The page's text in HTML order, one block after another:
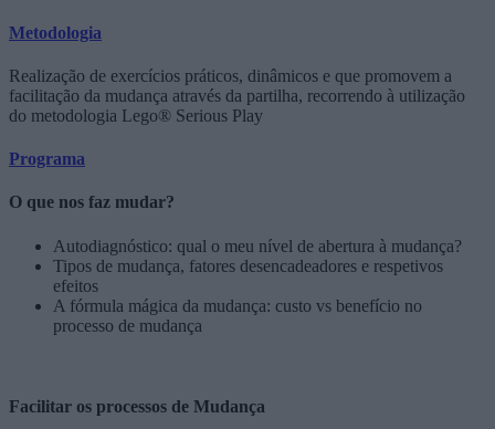
Metodologia
Realização de exercícios práticos, dinâmicos e que promovem a
facilitação da mudança através da partilha, recorrendo à utilização
do metodologia Lego® Serious Play
Programa
O que nos faz mudar?
Autodiagnóstico: qual o meu nível de abertura à mudança?
Tipos de mudança, fatores desencadeadores e respetivos
efeitos
A fórmula mágica da mudança: custo vs benefício no
processo de mudança
Facilitar os processos de Mudança